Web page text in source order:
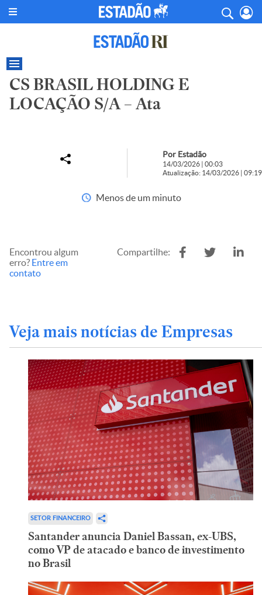
CS BRASIL HOLDING E
LOCAÇÃO S/A – Ata
Por Estadão
14/03/2026 | 00:03
Atualização: 14/03/2026 | 09:19
Menos de um minuto
Encontrou algum
erro? Entre em
contato
Compartilhe:
Veja mais notícias de Empresas
SETOR FINANCEIRO
Santander anuncia Daniel Bassan, ex-UBS,
como VP de atacado e banco de investimento
no Brasil